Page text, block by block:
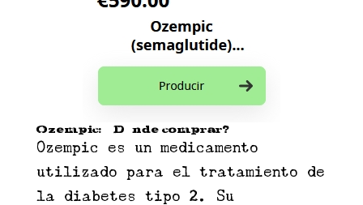
Ozempic: ¿Dónde comprar?
Ozempic es un medicamento
utilizado para el tratamiento de
la diabetes tipo 2. Su